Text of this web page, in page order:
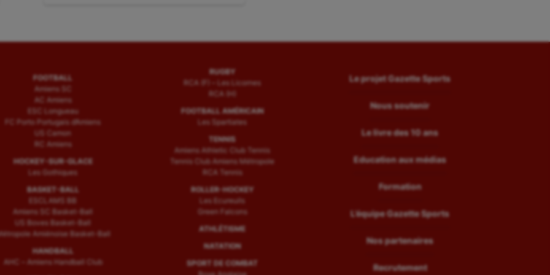
FOOTBALL
Amiens SC
AC Amiens
ESC Longueau
FC Porto Portugais d’Amiens
US Camon
RC Amiens
HOCKEY-SUR-GLACE
Les Gothiques
BASKET-BALL
ESCLAMS BB
Amiens SC Basket-Ball
US Boves Basket-Ball
Amiénoise Basket-Ball
HANDBALL
AHC – Amiens Handball Club
RUGBY
RCA (F) – Les Licornes
RCA (H)
FOOTBALL AMÉRICAIN
Les Spartiates
TENNIS
Amiens Athletic Club Tennis
Tennis Club Amiens Métropole
RCA Tennis
ROLLER-HOCKEY
Les Ecureuils
Green Falcons
ATHLÉTISME
NATATION
SPORT DE COMBAT
Le projet Gazette Sports
Nous soutenir
Le livre des 10 ans
Education aux médias
Formation
L’équipe Gazette Sports
Nos partenaires
Recrutement